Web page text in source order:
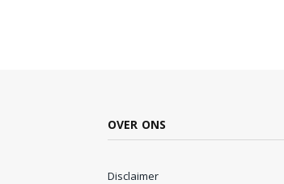
OVER ONS
Disclaimer